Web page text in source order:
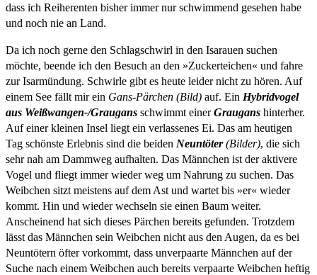
dass ich Reiherenten bisher immer nur schwimmend gesehen habe
und noch nie an Land.
Da ich noch gerne den Schlagschwirl in den Isarauen suchen
möchte, beende ich den Besuch an den »Zuckerteichen« und fahre
zur Isarmündung. Schwirle gibt es heute leider nicht zu hören. Auf
einem See fällt mir ein Gans-Pärchen (Bild) auf. Ein Hybridvogel
aus Weißwangen-/Graugans schwimmt einerGraugans hinterher.
Auf einer kleinen Insel liegt ein verlassenes Ei. Das am heutigen
Tag schönste Erlebnis sind die beiden Neuntöter(Bilder), die sich
sehr nah am Dammweg aufhalten. Das Männchen ist der aktivere
Vogel und fliegt immer wieder weg um Nahrung zu suchen. Das
Weibchen sitzt meistens auf dem Ast und wartet bis »er« wieder
kommt. Hin und wieder wechseln sie einen Baum weiter.
Anscheinend hat sich dieses Pärchen bereits gefunden. Trotzdem
lässt das Männchen sein Weibchen nicht aus den Augen, da es bei
Neuntötern öfter vorkommt, dass unverpaarte Männchen auf der
Suche nach einem Weibchen auch bereits verpaarte Weibchen heftig